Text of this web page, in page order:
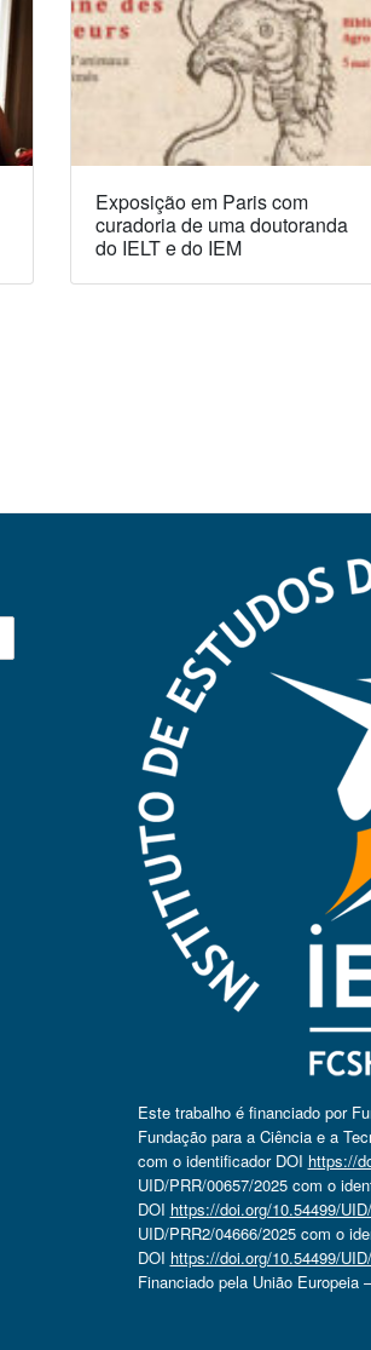
Exposição em Paris com
curadoria de uma doutoranda
do IELT e do IEM
Este trabalho é financiado por
Fundação para a Ciência e a
com o identificador DOI https://
UID/PRR/00657/2025 com o
DOI https://doi.org/10.54499/
UID/PRR2/04666/2025 com o
DOI https://doi.org/10.54499/
Financiado pela União Europeia